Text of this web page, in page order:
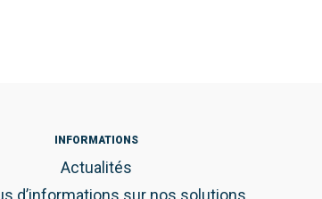
INFORMATIONS
Actualités
d’informations sur nos solutions